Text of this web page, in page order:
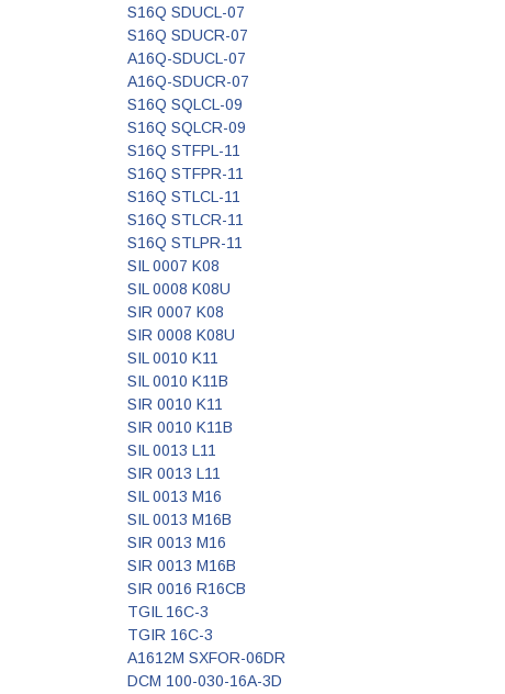
S16Q SDUCL-07
S16Q SDUCR-07
A16Q-SDUCL-07
A16Q-SDUCR-07
S16Q SQLCL-09
S16Q SQLCR-09
S16Q STFPL-11
S16Q STFPR-11
S16Q STLCL-11
S16Q STLCR-11
S16Q STLPR-11
SIL 0007 K08
SIL 0008 K08U
SIR 0007 K08
SIR 0008 K08U
SIL 0010 K11
SIL 0010 K11B
SIR 0010 K11
SIR 0010 K11B
SIL 0013 L11
SIR 0013 L11
SIL 0013 M16
SIL 0013 M16B
SIR 0013 M16
SIR 0013 M16B
SIR 0016 R16CB
TGIL 16C-3
TGIR 16C-3
A1612M SXFOR-06DR
DCM 100-030-16A-3D